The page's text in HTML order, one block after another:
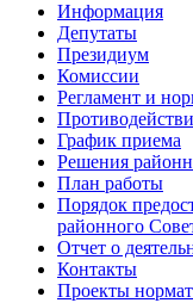
Информация
Депутаты
Президиум
Комиссии
Регламент и
График приема
Решения
План работы
Порядок
районного
Отчет о
Контакты
Проекты